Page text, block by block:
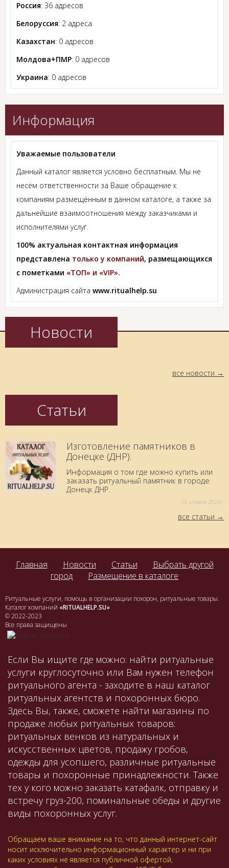
Россия: 36 адресов
Белоруссия: 2 адреса
Казахстан: 0 адресов
Молдова+ПМР: 0 адресов
Украина: 0 адресов
Информация
Уважаемые пользователи
Данный каталог является условно бесплатным. Мы не
несём ответственности за Ваше обращение к
компаниям размещённым в данном каталоге, а также за
дальнейшие взаимоотношения между заказчиками и
исполнителями услуг.
100% актуальная контактная информация
представлена только у компаний, размещающихся
с пометками «ТОП» и «VIP».
Администрация сайта www.ritualhelp.su
Новости
все новости
Статьи
Изготовление памятников в
Донецке (ДНР).
Информация о том где можно купить или
заказать ритуальный памятник в городе
Донецк ДНР.
25 aпреля 2023г.
все статьи
Главная Новости Статьи
Выбрать другой
город
Размещение в каталоге
Ритуальные услуги, помощь в организации похорон, ритуальные товары.
Каталог компаний «RITUALHELP.SU»
© 2022-2023
Все права защищены
Если Вы ищите где можно: найти ритуальные
услуги круглосуточно или Вам нужен телефон
ритуального агента - заходите в наш каталог
ритуальных агентств и похоронных бюро.
Здесь Вы, также, сможете найти магазины по
продаже любых ритуальных товаров:
ритуальных венков из натуральных и
искусственных цветов, продажу гробов,
одежды для усопшего, различные ритуальные
товары и похоронные принадлежности. Также
тех у кого можно заказать катафалк, отправку и
встречу груз-200, поминальные обеды и другие
виды похоронных услуг.
Обращаем ваше внимание на то, что данный интернет-сайт
носит исключительно информационный характер и ни при
каких условиях не является публичной офертой,